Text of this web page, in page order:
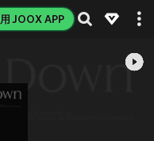
JOOX APP